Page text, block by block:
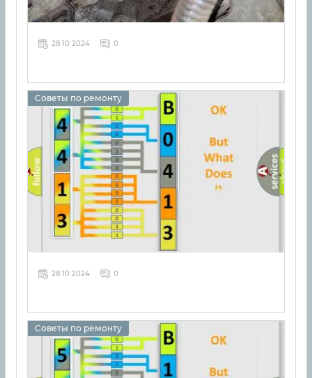
28 10 2024 0
Советы по ремонту
28 10 2024 0
Советы по ремонту